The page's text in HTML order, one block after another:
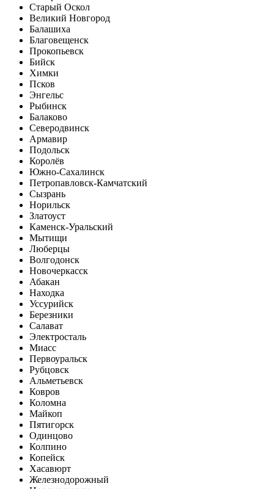
Старый Оскол
Великий Новгород
Балашиха
Благовещенск
Прокопьевск
Бийск
Химки
Псков
Энгельс
Рыбинск
Балаково
Северодвинск
Армавир
Подольск
Королёв
Южно-Сахалинск
Петропавловск-Камчатский
Сызрань
Норильск
Златоуст
Каменск-Уральский
Мытищи
Люберцы
Волгодонск
Новочеркасск
Абакан
Находка
Уссурийск
Березники
Салават
Электросталь
Миасс
Первоуральск
Рубцовск
Альметьевск
Ковров
Коломна
Майкоп
Пятигорск
Одинцово
Колпино
Копейск
Хасавюрт
Железнодорожный